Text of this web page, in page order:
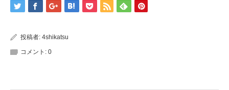
投稿者: 4shikatsu
コメント: 0